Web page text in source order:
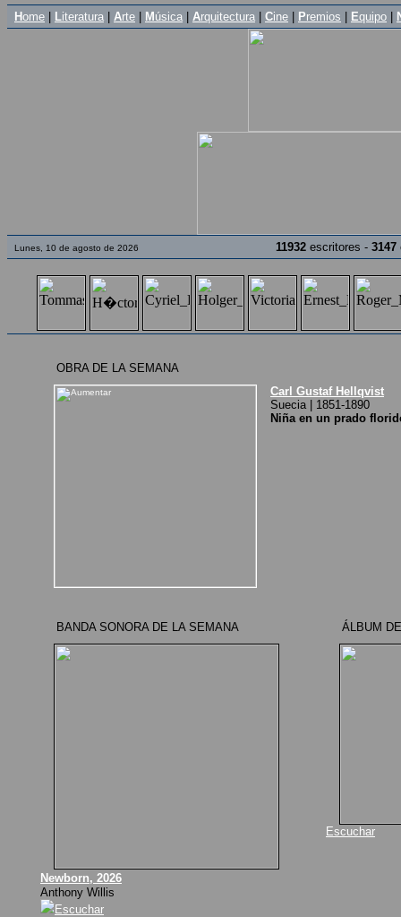
Home Literatura Arte M úsica Arquitectura Cine Premios Equipo
Lunes, 10 de agosto de 2026 11932 escritores - 3147
OBRA DE LA SEMANA
Carl Gustaf Hellqvist
Suecia | 1851-1890
Niña en un prado
BANDA SONORA DE LA SEMANA
Newborn, 2026
Anthony Willis
Escuchar
ÁLBUM
Escuchar